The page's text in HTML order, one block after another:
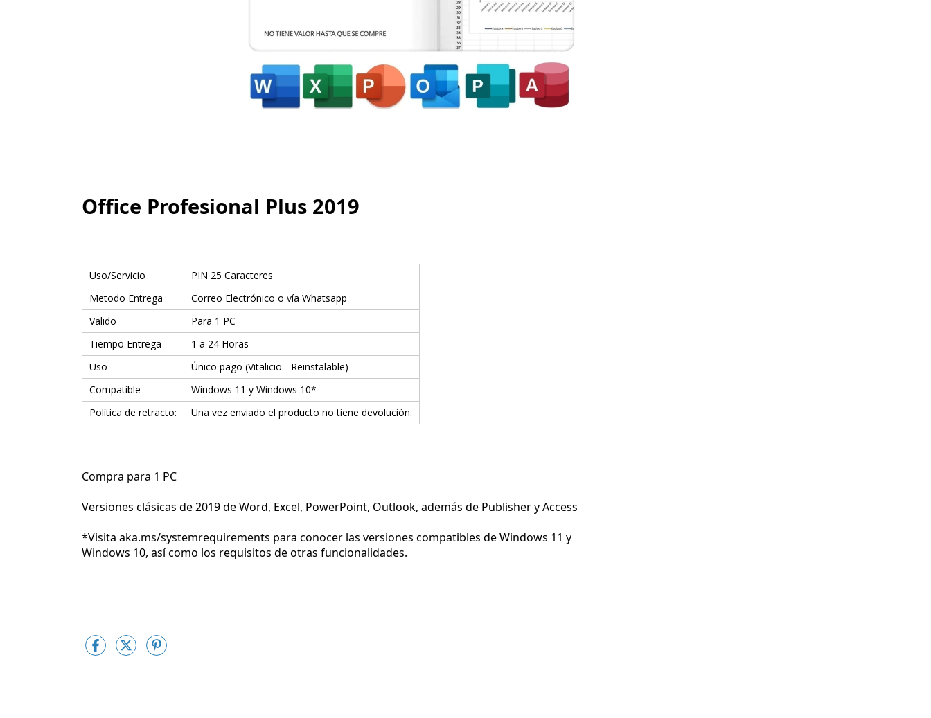
Office Profesional Plus 2019
Uso/Servicio
PIN 25 Caracteres
Metodo Entrega
Correo Electrónico o vía Whatsapp
Valido
Para 1 PC
Tiempo Entrega
1 a 24 Horas
Uso
Único pago (Vitalicio - Reinstalable)
Compatible
Windows 11 y Windows 10*
Política de retracto:
Una vez enviado el producto no tiene devolución.
Compra para 1 PC
Versiones clásicas de 2019 de Word, Excel, PowerPoint, Outlook, además de Publisher y Access
*Visita aka.ms/systemrequirements para conocer las versiones compatibles de Windows 11 y
Windows 10, así como los requisitos de otras funcionalidades.